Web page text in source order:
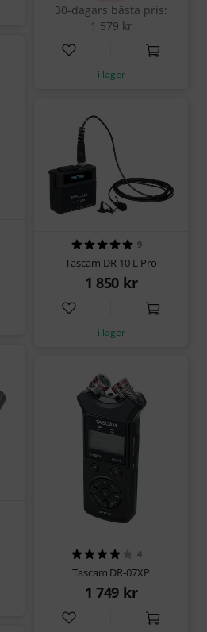
30-dagars bästa pris:
1 579 kr
i lager
9
Tascam DR-10 L Pro
1 850 kr
i lager
4
Tascam DR-07XP
1 749 kr